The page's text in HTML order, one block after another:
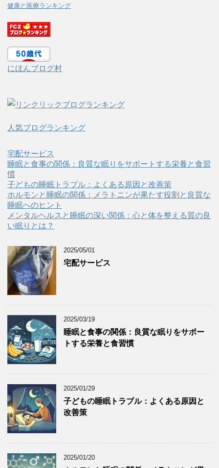
健康と医療ランキング
にほんブログ村
人気ブログランキング
宅配サービス
睡眠と食事の関係：良質な眠りをサポートする栄養と食習
慣
子どもの睡眠トラブル：よくある原因と改善策
ホルモンと睡眠の関係：メラトニンが果たす役割と良質な
睡眠へのヒント
メンタルヘルスと睡眠の深い関係：心と体を整える質の良
い眠りとは？
2025/05/01
宅配サービス
2025/03/19
睡眠と食事の関係：良質な眠りをサポー
トする栄養と食習慣
2025/01/29
子どもの睡眠トラブル：よくある原因と
改善策
2025/01/20